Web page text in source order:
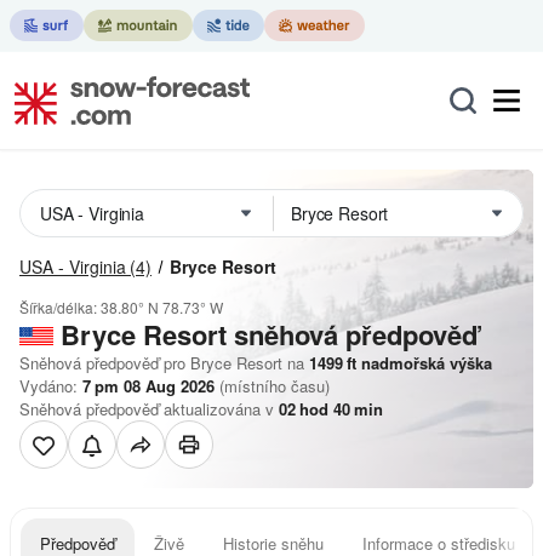
USA - Virginia (4) Bryce Resort
Šířka/délka:38.80° N 78.73° W
Bryce Resortsněhová předpověď
Sněhová předpověď pro Bryce Resort na 1499ft nadmořská výška
Vydáno: 7 pm 08 Aug 2026 (místního času)
Sněhová předpověď aktualizována v 02hod 40min
Předpověď Živě Historie sněhu Informace o středisku